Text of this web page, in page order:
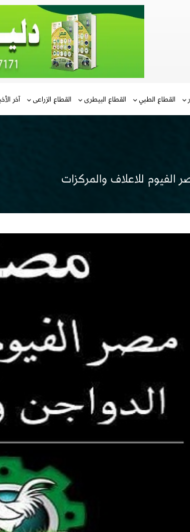
القطاع الطبي القطاع البيطرى القطاع الزراعى آخر
للاعلاف والمركزات